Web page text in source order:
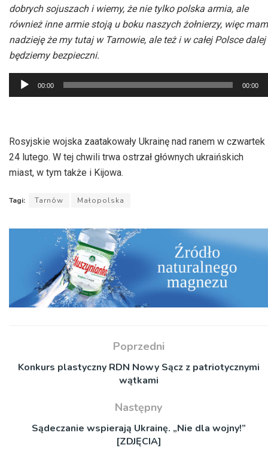
dobrych sojuszach i wiemy, że nie tylko polska armia, ale
również inne armie stoją u boku naszych żołnierzy, więc mam
nadzieję że my tutaj w Tarnowie, ale też i w całej Polsce dalej
będziemy bezpieczni.
Odtwarzacz
plików
00:00 00:00
Rosyjskie wojska zaatakowały Ukrainę nad ranem w czwartek
24 lutego. W tej chwili trwa ostrzał głównych ukraińskich
miast, w tym także i Kijowa.
Tagi: Tarnów Małopolska
Poprzedni
Konkurs plastyczny RDN Nowy Sącz z patriotycznymi
wątkami
Następny
Sądeczanie wspierają Ukrainę. „Nie dla wojny!”
[ZDJĘCIA]